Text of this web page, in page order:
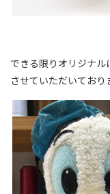
できる限りオリジナ
させていただいており